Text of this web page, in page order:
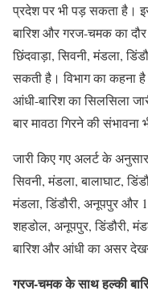
प्रदेश पर भी पड़ सकता है।
बारिश और गरज-चमक का दौर
छिंदवाड़ा, सिवनी, मंडला,
सकती है। विभाग का कहना
आंधी-बारिश का सिलसिला
बार मावठा गिरने की संभावना
जारी किए गए अलर्ट के
सिवनी, मंडला, बालाघाट,
मंडला, डिंडौरी, अनूपपुर और
शहडोल, अनूपपुर, डिंडौरी,
बारिश और आंधी का असर
गरज-चमक के साथ हल्की